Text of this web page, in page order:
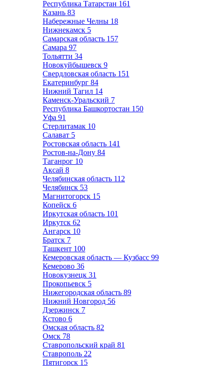
Республика Татарстан 161
Казань 83
Набережные Челны 18
Нижнекамск 5
Самарская область 157
Самара 97
Тольятти 34
Новокуйбышевск 9
Свердловская область 151
Екатеринбург 84
Нижний Тагил 14
Каменск-Уральский 7
Республика Башкортостан 150
Уфа 91
Стерлитамак 10
Салават 5
Ростовская область 141
Ростов-на-Дону 84
Таганрог 10
Аксай 8
Челябинская область 112
Челябинск 53
Магнитогорск 15
Копейск 6
Иркутская область 101
Иркутск 62
Ангарск 10
Братск 7
Ташкент 100
Кемеровская область — Кузбасс 99
Кемерово 36
Новокузнецк 31
Прокопьевск 5
Нижегородская область 89
Нижний Новгород 56
Дзержинск 7
Кстово 6
Омская область 82
Омск 78
Ставропольский край 81
Ставрополь 22
Пятигорск 15